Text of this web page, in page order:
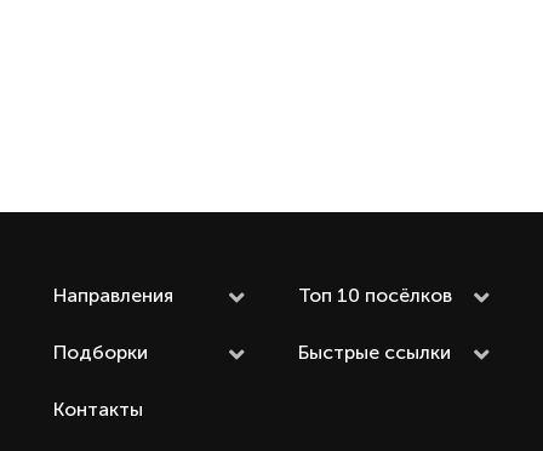
Направления Топ 10 посёлков
Подборки Быстрые ссылки
Контакты